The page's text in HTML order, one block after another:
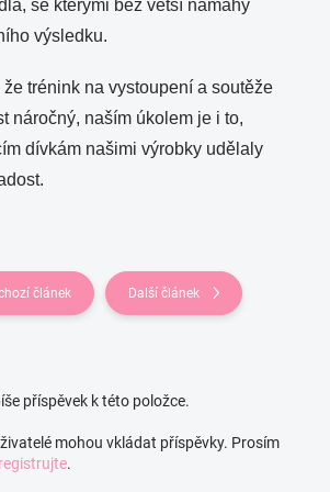
se kterými bez větší námahy
výsledku.
trénink na vystoupení a soutěže
náročný, naším úkolem je i to,
dívkám našimi výrobky udělaly
článek Další článek
příspěvek k této položce.
mohou vkládat příspěvky. Prosím
registrujte.